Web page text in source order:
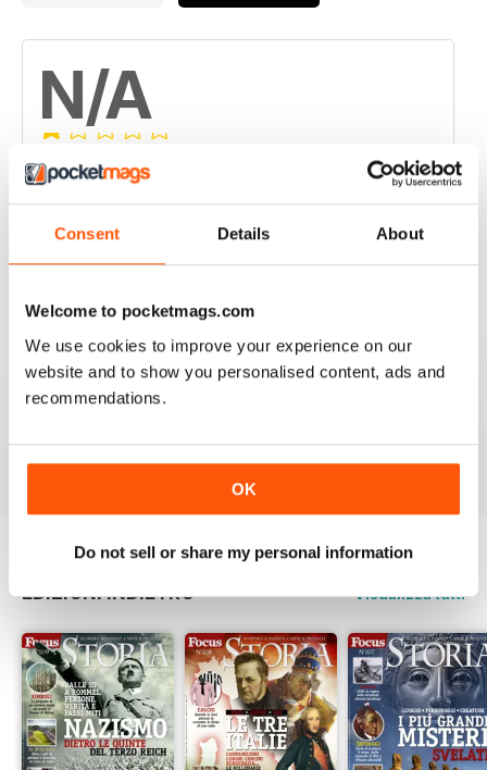
Consent Details About
Welcome to pocketmags.com
We use cookies to improve your experience on our
website and to show you personalised content, ads and
recommendations.
OK
Do not sell or share my personal information
N/A
Basato su 0 Recensioni dei clienti
4
VISUALIZZA LE RECENSIONI
EDIZIONI INDIETRO Visualizza tutti